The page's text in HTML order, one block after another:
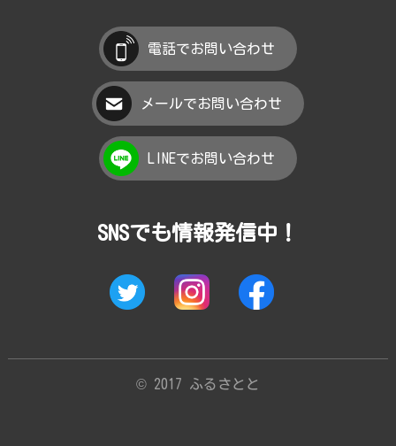
電話でお問い合わせ
メールでお問い合わせ
LINEでお問い合わせ
SNSでも情報発信中！
© 2017 ふるさとと